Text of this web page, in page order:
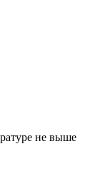
не выше